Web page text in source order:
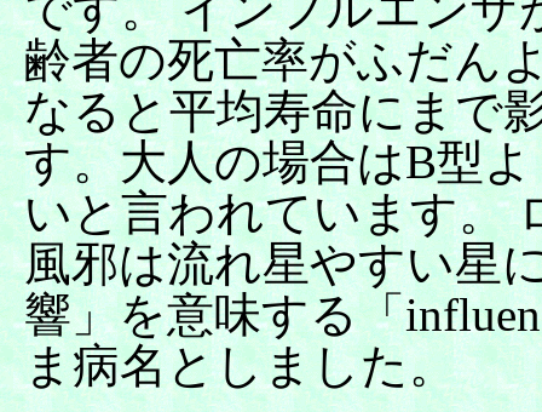
齢者の死亡率がふだん
なると平均寿命にまで
す。大人の場合はB型
いと言われています。
風邪は流れ星やすい星
響」を意味する「
ま病名としました。